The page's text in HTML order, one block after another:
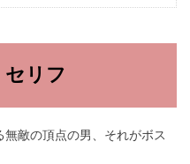
リフ
無敵の頂点の男、それがボス